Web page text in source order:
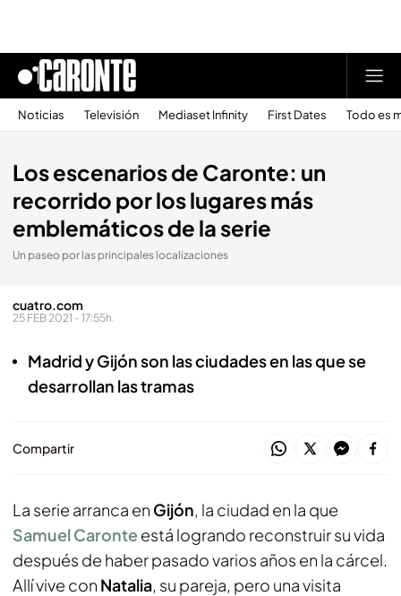
Noticias Televisión Mediaset Infinity First Dates Todo es
Los escenarios de Caronte: un
recorrido por los lugares más
emblemáticos de la serie
Un paseo por las principales localizaciones
cuatro.com
25 FEB 2021 - 17:55h.
Madrid y Gijón son las ciudades en las que se
desarrollan las tramas
Compartir
La serie arranca en Gijón, la ciudad en la que
Samuel Caronteestá logrando reconstruir su vida
después de haber pasado varios años en la cárcel.
Allí vive con Natalia, su pareja, pero una visita